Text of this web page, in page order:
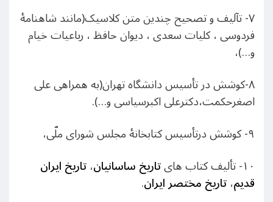
۷- تآلیف و تصحیح چندین متن کلاسیک(مانند شاهنامۀ
فردوسی ، کلیات سعدی ، دیوان حافظ ، رباعیات خیام
و…)،
۸-کوشش در تأسیس دانشگاه تهران(به همراهی علی
اصغرحکمت،دکترعلی اکبرسیاسی و…).
۹- کوشش درتأسیس کتابخانۀ مجلس شورای ملّی،
۱۰- تألیف کتاب های
تاریخ ساسانیان،تاریخ ایران
قدیم،تاریخ مختصر ایران.